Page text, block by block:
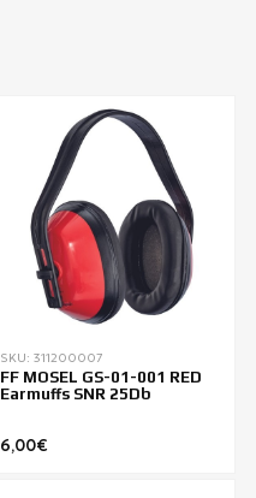
SKU: 311200007
FF MOSEL GS-01-001 RED
Earmuffs SNR 25Db
6,00€